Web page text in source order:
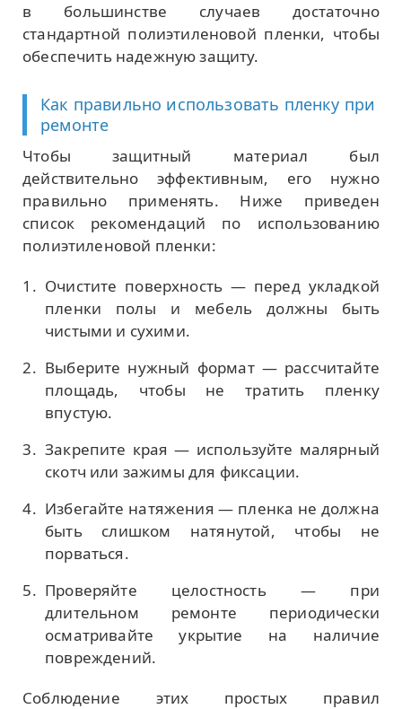
в большинстве случаев достаточно
стандартной полиэтиленовой пленки, чтобы
обеспечить надежную защиту.
Как правильно использовать пленку при
ремонте
Чтобы защитный материал был
действительно эффективным, его нужно
правильно применять. Ниже приведен
список рекомендаций по использованию
полиэтиленовой пленки:
Очистите поверхность — перед укладкой
пленки полы и мебель должны быть
чистыми и сухими.
Выберите нужный формат — рассчитайте
площадь, чтобы не тратить пленку
впустую.
Закрепите края — используйте малярный
скотч или зажимы для фиксации.
Избегайте натяжения — пленка не должна
быть слишком натянутой, чтобы не
порваться.
Проверяйте целостность — при
длительном ремонте периодически
осматривайте укрытие на наличие
повреждений.
Соблюдение этих простых правил